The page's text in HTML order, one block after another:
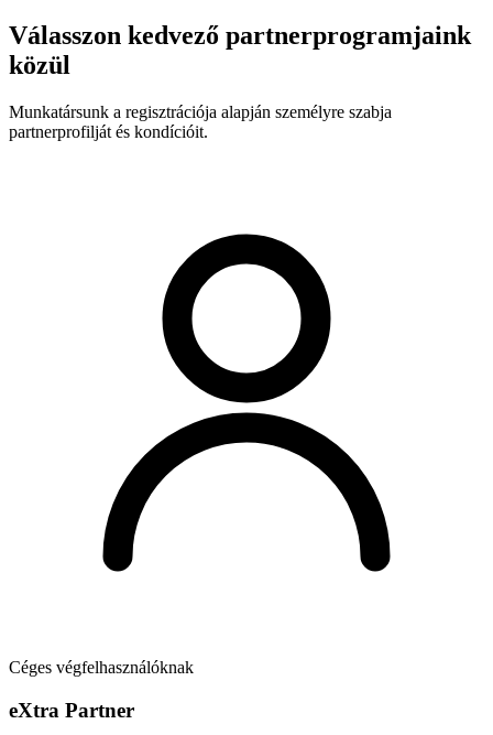
Válasszon kedvező partnerprogramjaink
közül
Munkatársunk a regisztrációja alapján személyre szabja
partnerprofilját és kondícióit.
Céges végfelhasználóknak
eXtra Partner